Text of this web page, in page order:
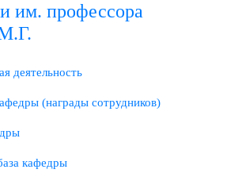
им. профессора
деятельность
(награды сотрудников)
кафедры